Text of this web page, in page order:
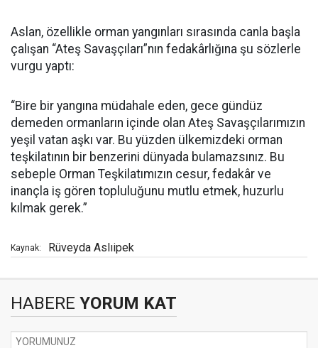
Aslan, özellikle orman yangınları sırasında canla başla
çalışan “Ateş Savaşçıları”nın fedakârlığına şu sözlerle
vurgu yaptı:
“Bire bir yangına müdahale eden, gece gündüz
demeden ormanların içinde olan Ateş Savaşçılarımızın
yeşil vatan aşkı var. Bu yüzden ülkemizdeki orman
teşkilatının bir benzerini dünyada bulamazsınız. Bu
sebeple Orman Teşkilatımızın cesur, fedakâr ve
inançla iş gören topluluğunu mutlu etmek, huzurlu
kılmak gerek.”
Kaynak: Rüveyda Aslıipek
HABERE YORUM KAT